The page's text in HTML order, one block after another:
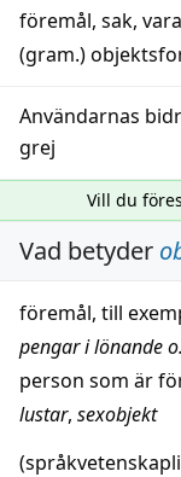
föremål, sak, vara
(gram.)
Användarnas
grej
Vill du
Vad betyder
föremål, till
pengarilönandeo.
person som är
lustar, sexobjekt